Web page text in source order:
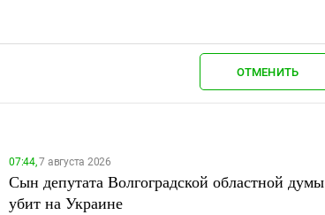
ОТМЕНИТЬ
07:44,7 августа 2026
Сын депутата Волгоградской областной думы
убит на Украине